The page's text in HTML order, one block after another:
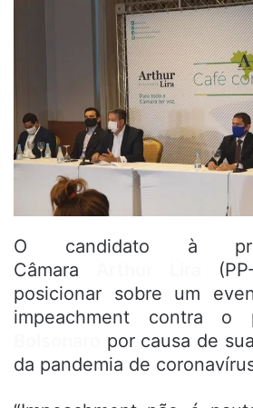
O candidato à
Câmara
posicionar sobre um
impeachment contra o
por causa de
da pandemia de